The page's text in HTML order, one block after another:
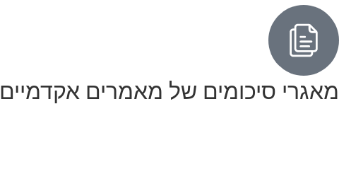
מאגרי סיכומים של מאמרים אקדמיים